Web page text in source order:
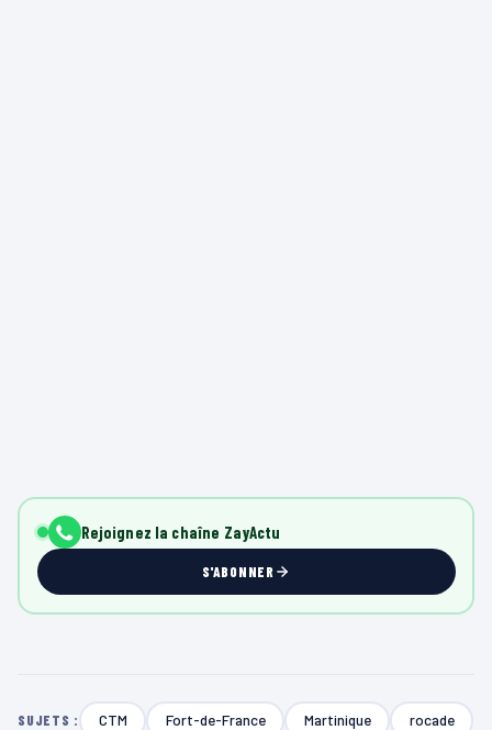
Rejoignez la chaîne ZayActu
S'ABONNER
SUJETS : CTM Fort-de-France Martinique rocade